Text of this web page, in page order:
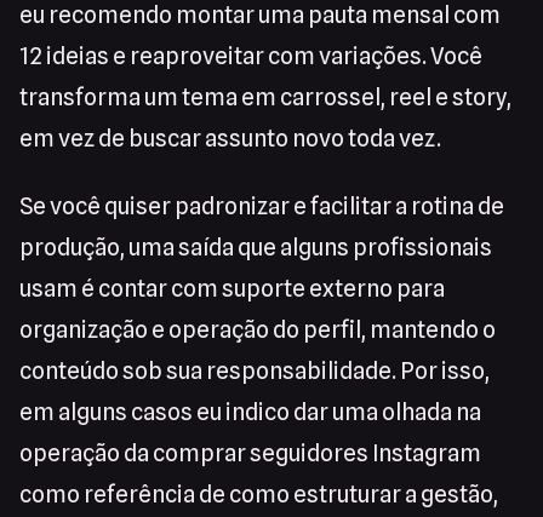
eu recomendo montar uma pauta mensal com
12 ideias e reaproveitar com variações. Você
transforma um tema em carrossel, reel e story,
em vez de buscar assunto novo toda vez.
Se você quiser padronizar e facilitar a rotina de
produção, uma saída que alguns profissionais
usam é contar com suporte externo para
organização e operação do perfil, mantendo o
conteúdo sob sua responsabilidade. Por isso,
em alguns casos eu indico dar uma olhada na
operação da comprar seguidores Instagram
como referência de como estruturar a gestão,